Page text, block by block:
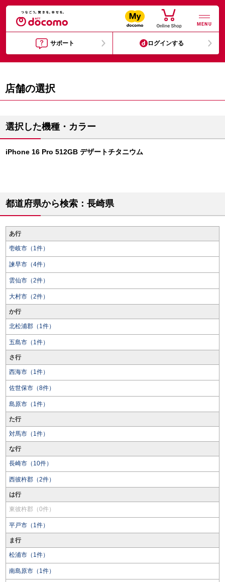
MENU
サポート ログインする
店舗の選択
選択した機種・カラー
iPhone 16 Pro 512GB デザートチタニウム
都道府県から検索：長崎県
あ行
壱岐市（1件）
諫早市（4件）
雲仙市（2件）
大村市（2件）
か行
北松浦郡（1件）
五島市（1件）
さ行
西海市（1件）
佐世保市（8件）
島原市（1件）
た行
対馬市（1件）
な行
長崎市（10件）
西彼杵郡（2件）
は行
東彼杵郡（0件）
平戸市（1件）
ま行
松浦市（1件）
南島原市（1件）